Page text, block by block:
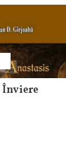
Înviere